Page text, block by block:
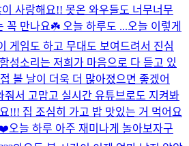
사랑해요!! 못온 와우들도 너무너무
꼭 만나요☘️ 오늘 하루도 ...오늘 이렇게
게임도 하고 무대도 보여드려서 진심
성소리는 저희가 마음으로 다 듣고 있
볼 날이 더욱 더 많아졌으면 좋겠어
줘서 고맙고 실시간 유튜브로도 지켜봐
!!! 집 조심히 가고 밥 맛있는 거 먹어요
❤️오늘 하루 아주 재미나게 놀아보자구